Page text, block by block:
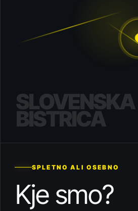
SLOVENSKA
BISTRICA
SPLETNO ALI OSEBNO
Kje smo?